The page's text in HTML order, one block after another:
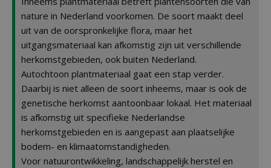
nature in Nederland voorkomen. De soort maakt deel
uit van de oorspronkelijke flora, maar het
uitgangsmateriaal kan afkomstig zijn uit verschillende
herkomstgebieden, ook buiten Nederland.
Autochtoon plantmateriaal gaat een stap verder.
Daarbij is niet alleen de soort inheems, maar is ook de
genetische herkomst aantoonbaar lokaal. Het materiaal
is afkomstig uit specifieke Nederlandse
herkomstgebieden en is aangepast aan plaatselijke
bodem- en klimaatomstandigheden.
Voor natuurontwikkeling, landschappelijk herstel en